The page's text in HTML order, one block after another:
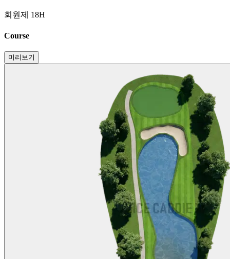
회원제 18H
Course
미리보기